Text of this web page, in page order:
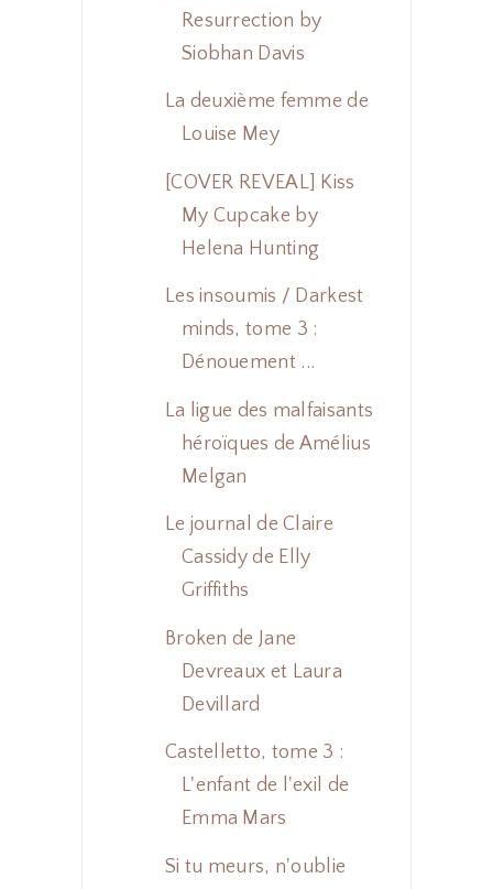
Resurrection by
Siobhan Davis
La deuxième femme de
Louise Mey
[COVER REVEAL] Kiss
My Cupcake by
Helena Hunting
Les insoumis / Darkest
minds, tome 3 :
Dénouement ...
La ligue des malfaisants
héroïques de Amélius
Melgan
Le journal de Claire
Cassidy de Elly
Griffiths
Broken de Jane
Devreaux et Laura
Devillard
Castelletto, tome 3 :
L'enfant de l'exil de
Emma Mars
Si tu meurs, n'oublie